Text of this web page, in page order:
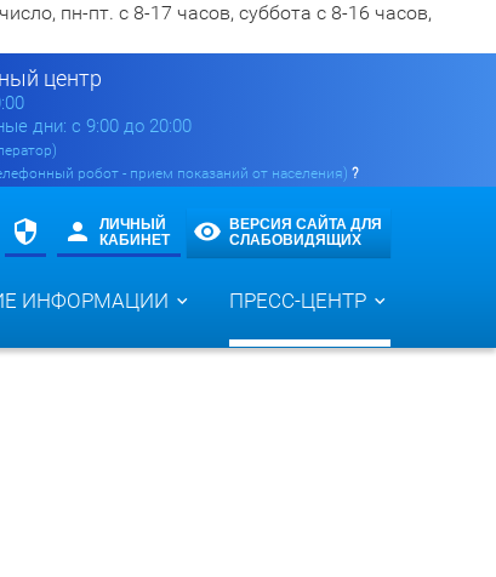
пн-пт. с 8-17 часов, суббота с 8-16 часов,
центр
дни: с 9:00 до 20:00
робот - прием показаний от населения) ?
ЛИЧНЫЙ
КАБИНЕТ
ВЕРСИЯ САЙТА ДЛЯ
СЛАБОВИДЯЩИХ
ИНФОРМАЦИИ ПРЕСС-ЦЕНТР